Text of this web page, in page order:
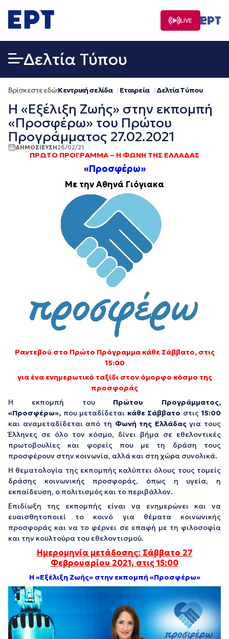
σε
περιεχόμενο
LIVE
Δελτία Τύπου
Βρίσκεστε εδώ:Κεντρική σελίδα Εταιρεία Δελτία Τύπου
Η «Εξέλιξη Ζωής» στην εκπομπή
«Προσφέρω» του Πρώτου
Προγράμματος 27.02.2021
ΔΗΜΟΣΙΕΥΣΗ26/02/21
ΠΡΩΤΟ ΠΡΟΓΡΑΜΜΑ – Η ΦΩΝΗ ΤΗΣ ΕΛΛΑΔΑΣ
«Προσφέρω»
Με την Αθηνά Γιόγιακα
Ραντεβού στο Πρώτο Πρόγραμμα κάθε Σάββατο, στις
15:00
για ένα ενημερωτικό ταξίδι στον όμορφο κόσμο της
προσφοράς
Η εκπομπή του Πρώτου Προγράμματος,
«Προσφέρω», που μεταδίδεται κάθε Σάββατο στις 15:00
και αναμεταδίδεται από τη Φωνή της Ελλάδαςγια τους
Έλληνες σε όλο τον κόσμο, δίνει βήμα σε εθελοντικές
πρωτοβουλίες και φορείς που με τη δράση τους
προσφέρουν στην κοινωνία, αλλά και στη χώρα συνολικά.
Η θεματολογία της εκπομπής καλύπτει όλους τους τομείς
δράσης κοινωνικής προσφοράς, όπως η υγεία, η
εκπαίδευση, ο πολιτισμός και το περιβάλλον.
Επιδίωξη της εκπομπής είναι να ενημερώνει και να
ευαισθητοποιεί το κοινό για θέματα κοινωνικής
προσφοράς και να το φέρνει σε επαφή με τη φιλοσοφία
και την κουλτούρα του εθελοντισμού.
Ημερομηνία μετάδοσης: Σάββατο 27
Φεβρουαρίου 2021, στις 15:00
Η «Εξέλιξη Ζωής» στην εκπομπή«Προσφέρω»